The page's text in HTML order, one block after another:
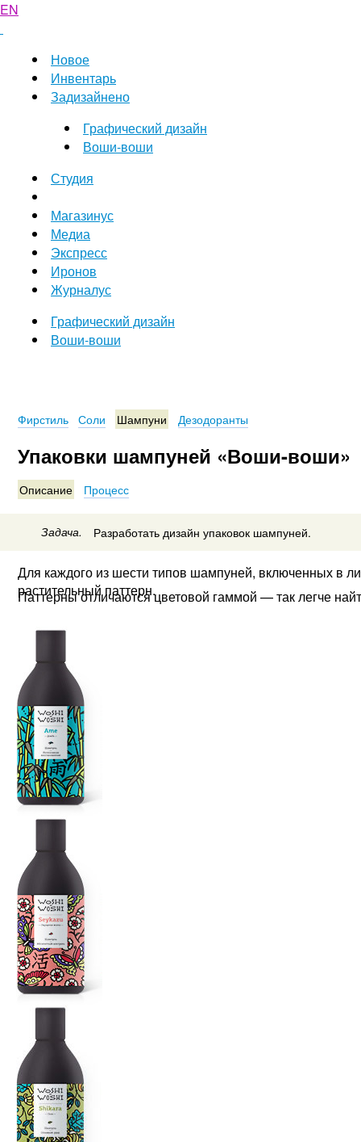
EN
Новое
Инвентарь
Задизайнено
Графический дизайн
Воши-воши
Студия
Магазинус
Медиа
Экспресс
Иронов
Журналус
Графический дизайн
Воши-воши
Фирстиль Соли Шампуни Дезодоранты
Упаковки шампуней «Воши-воши»
Описание Процесс
Задача. Разработать дизайн упаковок шампуней.
Для каждого из шести типов шампуней, включенных в
растительный паттерн.
Паттерны отличаются цветовой гаммой — так легче